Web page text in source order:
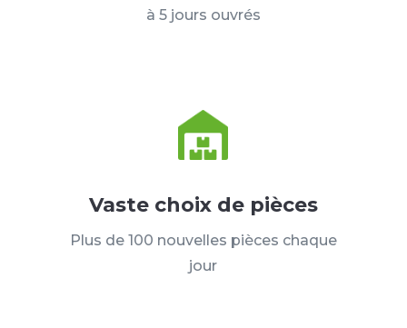
à 5 jours ouvrés
Vaste choix de pièces
Plus de 100 nouvelles pièces chaque
jour